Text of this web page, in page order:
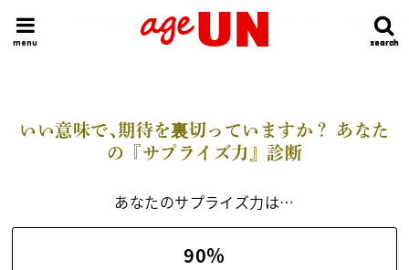
search
search
menu
HOME 今日の運勢ランキング 明日の運勢ランキング 今週の運勢
いい意味で､期待を裏切っていますか？ あなた
の『サプライズ力』診断
あなたのサプライズ力は…
90％